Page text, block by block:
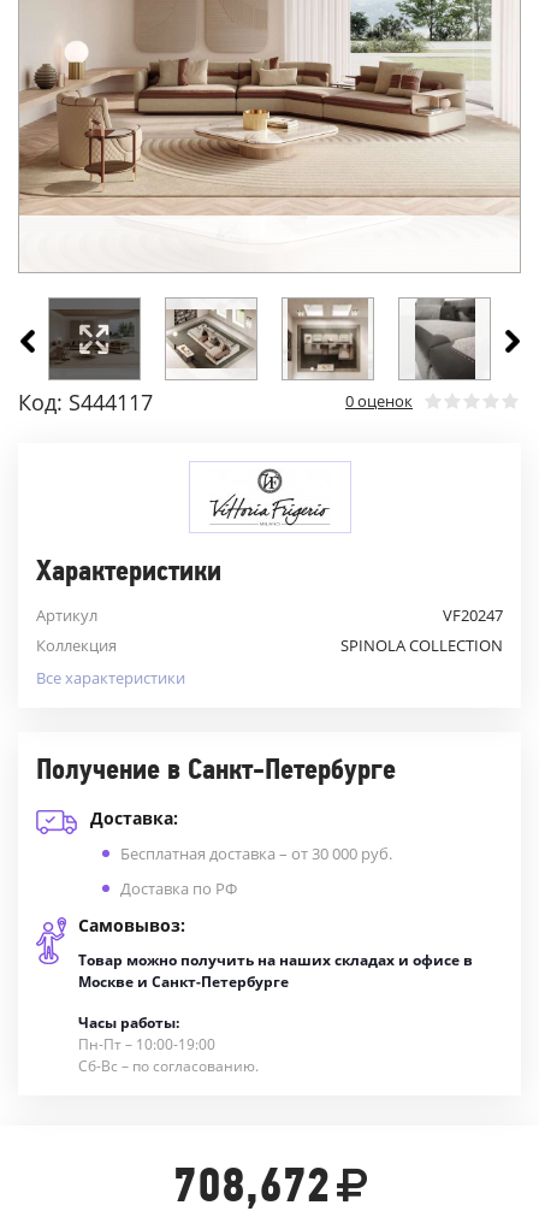
Код: S444117 0 оценок
Характеристики
Артикул
VF20247
Коллекция
SPINOLA COLLECTION
Все характеристики
Получение в Санкт-Петербурге
Доставка:
Бесплатная доставка – от 30 000 руб.
Доставка по РФ
Самовывоз:
Товар можно получить на наших складах и офисе в
Москве и Санкт-Петербурге
Часы работы:
Пн-Пт – 10:00-19:00
Сб-Вс – по согласованию.
708,672